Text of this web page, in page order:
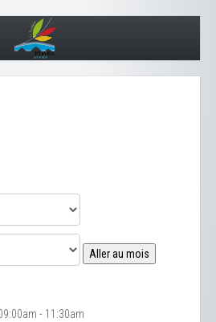
Aller au mois
- 11:30am